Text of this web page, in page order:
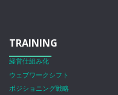
TRAINING
経営仕組み化
ウェブワークシフト
ポジショニング戦略